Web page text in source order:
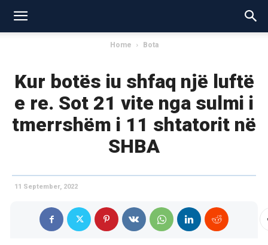
Home Bota
Kur botës iu shfaq një luftë
e re. Sot 21 vite nga sulmi i
tmerrshëm i 11 shtatorit në
SHBA
11 September, 2022